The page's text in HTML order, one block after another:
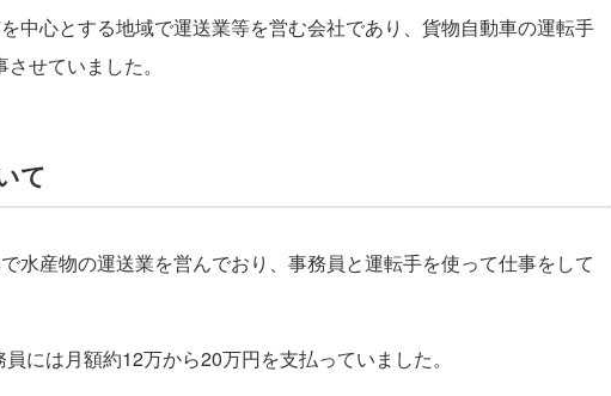
中心とする地域で運送業等を営む会社であり、貨物自動車の運転手
せていました。
て
水産物の運送業を営んでおり、事務員と運転手を使って仕事をして
には月額約12万から20万円を支払っていました。